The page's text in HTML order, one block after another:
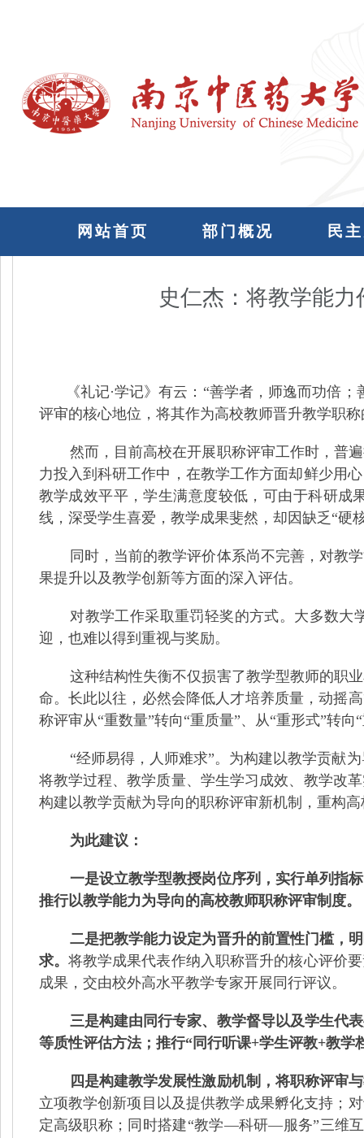
网站首页 部门概况 民
史仁杰：将教学能
《礼记·学记》有云：“善学者，师逸而功倍
评审的核心地位，将其作为高校教师晋升教学职
然而，目前高校在开展职称评审工作时，普
力投入到科研工作中，在教学工作方面却鲜少用
教学成效平平，学生满意度较低，可由于科研成
线，深受学生喜爱，教学成果斐然，却因缺乏“硬
同时，当前的教学评价体系尚不完善，对教
果提升以及教学创新等方面的深入评估。
对教学工作采取重罚轻奖的方式。大多数大
迎，也难以得到重视与奖励。
这种结构性失衡不仅损害了教学型教师的职
命。长此以往，必然会降低人才培养质量，动摇
称评审从“重数量”转向“重质量”、从“重形式”转向
“经师易得，人师难求”。为构建以教学贡献
将教学过程、教学质量、学生学习成效、教学改
构建以教学贡献为导向的职称评审新机制，重构
为此建议：
一是设立教学型教授岗位序列，实行单列指
推行以教学能力为导向的高校教师职称评审制度。
二是把教学能力设定为晋升的前置性门槛，
求。 将教学成果代表作纳入职称晋升的核心评价
成果，交由校外高水平教学专家开展同行评议。
三是构建由同行专家、教学督导以及学生代
等质性评估方法；推行“同行听课+学生评教+教学
四是构建教学发展性激励机制，将职称评审
立项教学创新项目以及提供教学成果孵化支持；
定高级职称；同时搭建“教学—科研—服务”三维